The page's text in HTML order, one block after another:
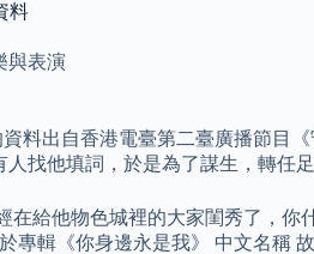
料
與表演
料出自香港電臺第二臺廣播節目
找他填詞，於是為了謀生，轉任足
在給他物色城裡的大家閨秀了，
專輯《你身邊永是我》 中文名稱